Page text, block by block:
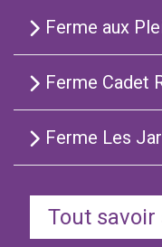
Ferme aux
Ferme Cadet
Ferme Les
Tout